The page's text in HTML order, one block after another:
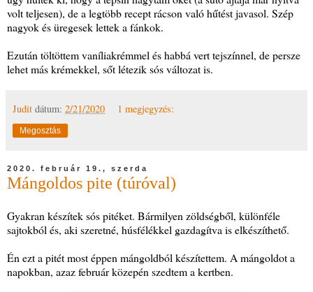
volt teljesen), de a legtöbb recept rácson való hűtést javasol. Szép
nagyok és üregesek lettek a fánkok.
Ezután töltöttem vaníliakrémmel és habbá vert tejszínnel, de persze
lehet más krémekkel, sőt létezik sós változat is.
Judit dátum: 2/21/2020 1 megjegyzés:
Megosztás
2020. február 19., szerda
Mángoldos pite (túróval)
Gyakran készítek sós pitéket. Bármilyen zöldségből, különféle
sajtokból és, aki szeretné, húsfélékkel gazdagítva is elkészíthető.
Én ezt a pitét most éppen mángoldból készítettem. A mángoldot a
napokban, azaz február közepén szedtem a kertben.